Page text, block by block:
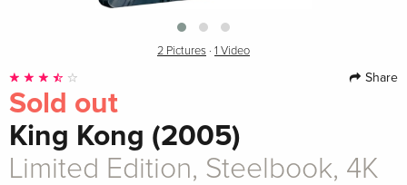
2 Pictures · 1 Video
Share
Sold out
King Kong (2005)
Limited Edition, Steelbook, 4K